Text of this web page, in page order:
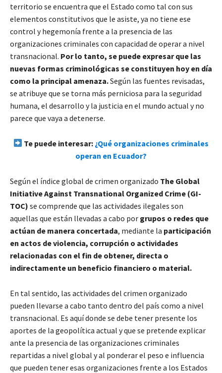
territorio se encuentra que el Estado como tal con sus
elementos constitutivos que le asiste, ya no tiene ese
control y hegemonía frente a la presencia de las
organizaciones criminales con capacidad de operar a nivel
transnacional. Por lo tanto, se puede expresar que las
nuevas formas criminológicas se constituyen hoy en día
como la principal amenaza.Según las fuentes revisadas,
se atribuye que se torna más perniciosa para la seguridad
humana, el desarrollo y la justicia en el mundo actual y no
parece que vaya a detenerse.
Te puede interesar: ¿Qué organizaciones criminales
operan en Ecuador?
Según el índice global de crimen organizado The Global
Initiative Against Transnational Organized Crime (GI-
TOC) se comprende que las actividades ilegales son
aquellas que están llevadas a cabo por grupos o redes que
actúan de manera concertada, mediante la participación
en actos de violencia, corrupción o actividades
relacionadas con el fin de obtener, directa o
indirectamente un beneficio financiero o material.
En tal sentido, las actividades del crimen organizado
pueden llevarse a cabo tanto dentro del país como a nivel
transnacional. Es aquí donde se debe tener presente los
aportes de la geopolítica actual y que se pretende explicar
ante la presencia de las organizaciones criminales
repartidas a nivel global y al ponderar el peso e influencia
que pueden tener esas organizaciones frente a los Estados